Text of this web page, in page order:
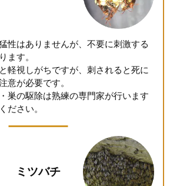
性はありませんが、不要に刺激する
ます。
軽視しがちですが、刺されると死に
意が必要です。
巣の駆除は熟練の専門家が行います
ださい。
ミツバチ